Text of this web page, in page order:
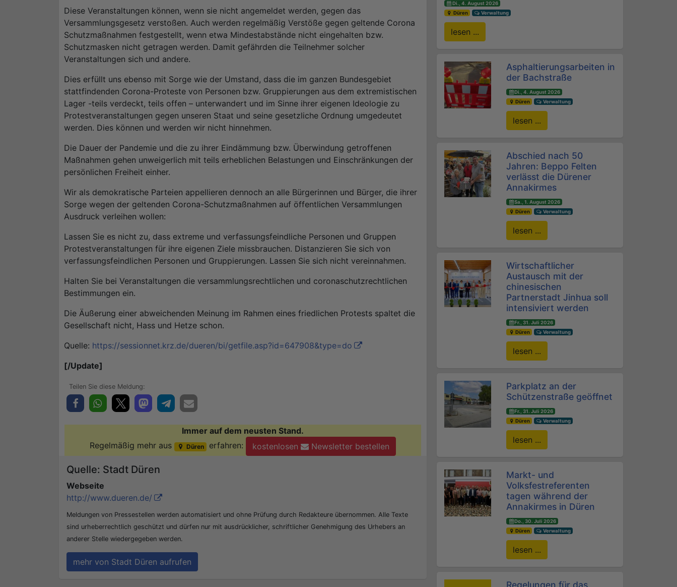
Diese Veranstaltungen können, wenn sie nicht angemeldet werden, gegen das
Versammlungsgesetz verstoßen. Auch werden regelmäßig Verstöße gegen geltende Corona
Schutzmaßnahmen festgestellt, wenn etwa Mindestabstände nicht eingehalten bzw.
Schutzmasken nicht getragen werden. Damit gefährden die Teilnehmer solcher
Veranstaltungen sich und andere.
Dies erfüllt uns ebenso mit Sorge wie der Umstand, dass die im ganzen Bundesgebiet
stattfindenden Corona-Proteste von Personen bzw. Gruppierungen aus dem extremistischen
Lager -teils verdeckt, teils offen – unterwandert und im Sinne ihrer eigenen Ideologie zu
Protestveranstaltungen gegen unseren Staat und seine gesetzliche Ordnung umgedeutet
werden. Dies können und werden wir nicht hinnehmen.
Die Dauer der Pandemie und die zu ihrer Eindämmung bzw. Überwindung getroffenen
Maßnahmen gehen unweigerlich mit teils erheblichen Belastungen und Einschränkungen der
persönlichen Freiheit einher.
Wir als demokratische Parteien appellieren dennoch an alle Bürgerinnen und Bürger, die ihrer
Sorge wegen der geltenden Corona-Schutzmaßnahmen auf öffentlichen Versammlungen
Ausdruck verleihen wollen:
Lassen Sie es nicht zu, dass extreme und verfassungsfeindliche Personen und Gruppen
Protestveranstaltungen für ihre eigenen Ziele missbrauchen. Distanzieren Sie sich von
verfassungsfeindlichen Personen und Gruppierungen. Lassen Sie sich nicht vereinnahmen.
Halten Sie bei Veranstaltungen die versammlungsrechtlichen und coronaschutzrechtlichen
Bestimmungen ein.
Die Äußerung einer abweichenden Meinung im Rahmen eines friedlichen Protests spaltet die
Gesellschaft nicht, Hass und Hetze schon.
Quelle: https://sessionnet.krz.de/dueren/bi/getfile.asp?id=647908&type=do
[/Update]
Immer auf dem neusten Stand.
Regelmäßig mehr aus
Düren erfahren: kostenlosen Newsletter bestellen
Quelle: Stadt Düren
Webseite
http://www.dueren.de/
Meldungen von Pressestellen werden automatisiert und ohne Prüfung durch Redakteure übernommen. Alle Texte
sind urheberrechtlich geschützt und dürfen nur mit ausdrücklicher, schriftlicher Genehmigung des Urhebers an
anderer Stelle wiedergegeben werden.
mehr von Stadt Düren aufrufen
Di., 4. August 2026
Düren
Verwaltung
lesen ...
Asphaltierungsarbeiten in
der Bachstraße
Di., 4. August 2026
Düren
Verwaltung
lesen ...
Abschied nach 50
Jahren: Beppo Felten
verlässt die Dürener
Annakirmes
Sa., 1. August 2026
Düren
Verwaltung
lesen ...
Wirtschaftlicher
Austausch mit der
chinesischen
Partnerstadt Jinhua soll
intensiviert werden
Fr., 31. Juli 2026
Düren
Verwaltung
lesen ...
Parkplatz an der
Schützenstraße geöffnet
Fr., 31. Juli 2026
Düren
Verwaltung
lesen ...
Markt- und
Volksfestreferenten
tagen während der
Annakirmes in Düren
Do., 30. Juli 2026
Düren
Verwaltung
lesen ...
Regelungen für das